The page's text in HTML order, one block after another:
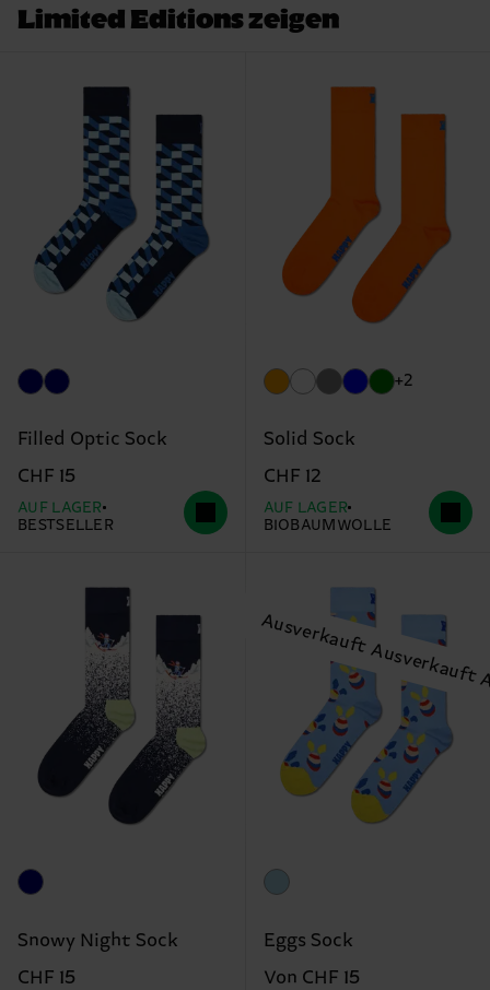
Limited Editions zeigen
Filled Optic Sock
CHF 15
AUF LAGER
BESTSELLER
+2
Solid Sock
CHF 12
AUF LAGER
BIOBAUMWOLLE
Snowy Night Sock
CHF 15
Eggs Sock
Von CHF 15